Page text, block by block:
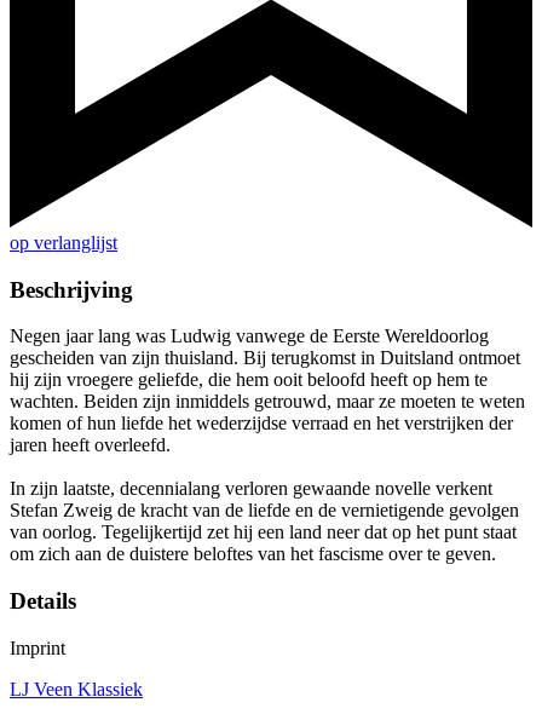
op verlanglijst
Beschrijving
Negen jaar lang was Ludwig vanwege de Eerste Wereldoorlog
gescheiden van zijn thuisland. Bij terugkomst in Duitsland ontmoet
hij zijn vroegere geliefde, die hem ooit beloofd heeft op hem te
wachten. Beiden zijn inmiddels getrouwd, maar ze moeten te weten
komen of hun liefde het wederzijdse verraad en het verstrijken der
jaren heeft overleefd.
In zijn laatste, decennialang verloren gewaande novelle verkent
Stefan Zweig de kracht van de liefde en de vernietigende gevolgen
van oorlog. Tegelijkertijd zet hij een land neer dat op het punt staat
om zich aan de duistere beloftes van het fascisme over te geven.
Details
Imprint
LJ Veen Klassiek